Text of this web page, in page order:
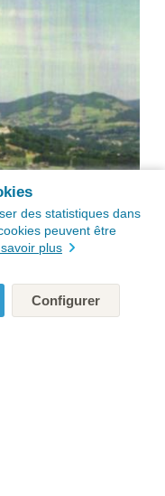
des statistiques dans
peuvent être
plus
Configurer